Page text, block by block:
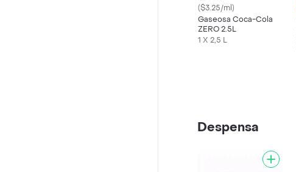
($3.25/ml)
Gaseosa Coca-Cola
ZERO 2.5L
1 X 2,5 L
Despensa